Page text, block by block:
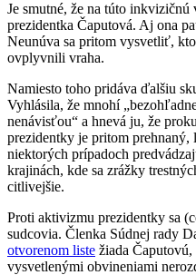
Je smutné, že na túto
prezidentka Čaputová. Aj ona
Neunúva sa pritom vysvetliť,
ovplyvnili vraha.
Namiesto toho pridáva ďalšiu
Vyhlásila, že mnohí
nenávisťou“ a hnevá ju, že
prezidentky je pritom
niektorých prípadoch
krajinách, kde sa zrážky
citlivejšie.
Proti aktivizmu prezidentky sa
sudcovia. Členka Súdnej rady
otvorenom liste žiada Čaputovú,
vysvetlenými obvineniami